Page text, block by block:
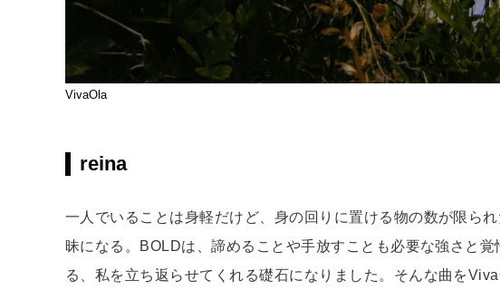
VivaOla
reina
一人でいることは身軽だけど、身の回りに置ける物の数が限ら
昧になる。BOLDは、諦めることや手放すことも必要な強さと
る、私を立ち返らせてくれる礎石になりました。そんな曲を